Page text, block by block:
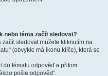
nebo téma začít sledovat?
sledovat můžete kliknutím na
(obvykle má ikonu klíče), která se
do tématu odpověď a přitom
pošle odpověď“.